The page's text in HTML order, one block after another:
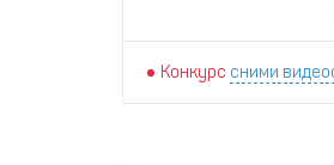
Конкурс сними